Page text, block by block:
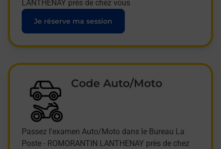
LANTHENAY près de chez vous
Je réserve ma session
Code Auto/Moto
Passez l'examen Auto/Moto dans le Bureau La
Poste - ROMORANTIN LANTHENAY près de chez